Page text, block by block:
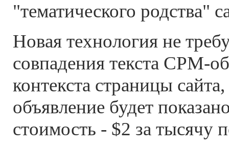
"тематического родства"
Новая технология не
совпадения текста CPM-
контекста страницы
объявление будет
стоимость - $2 за тысячу